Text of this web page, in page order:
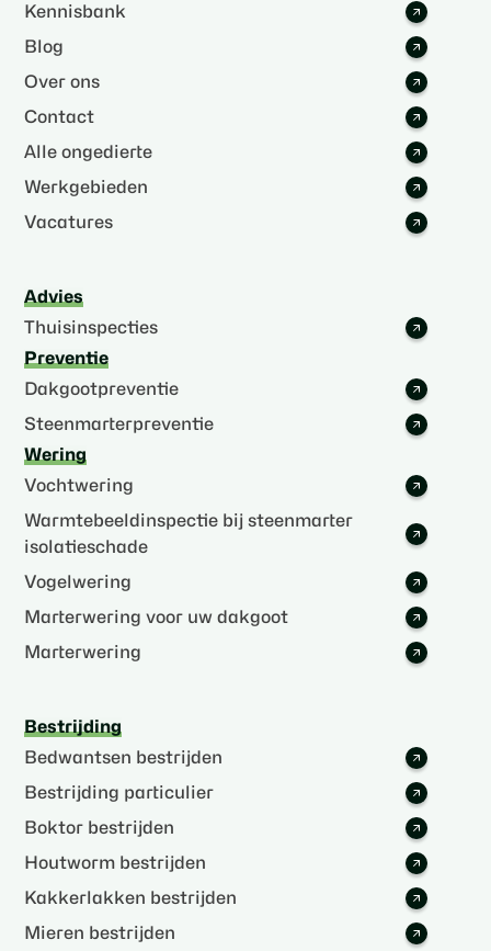
Kennisbank
Blog
Over ons
Contact
Alle ongedierte
Werkgebieden
Vacatures
Advies
Thuisinspecties
Preventie
Dakgootpreventie
Steenmarterpreventie
Wering
Vochtwering
Warmtebeeldinspectie bij steenmarter
isolatieschade
Vogelwering
Marterwering voor uw dakgoot
Marterwering
Bestrijding
Bedwantsen bestrijden
Bestrijding particulier
Boktor bestrijden
Houtworm bestrijden
Kakkerlakken bestrijden
Mieren bestrijden